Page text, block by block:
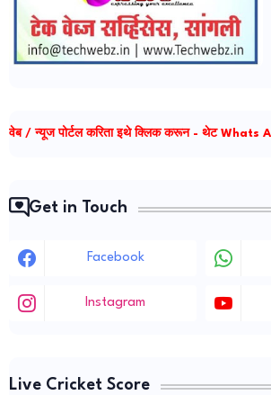
वेब / न्यूज पोर्टल करिता इथे क्लिक करून - थेट Whats
Get in Touch
Facebook
Instagram
Live Cricket Score